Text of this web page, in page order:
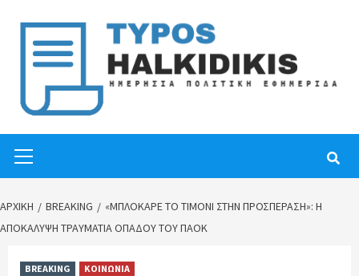
content
Menu
ΑΡΧΙΚΉ BREAKING
«ΜΠΛΌΚΑΡΕ ΤΟ ΤΙΜΌΝΙ ΣΤΗΝ ΠΡΟΣΠΈΡΑΣΗ»: Η
ΑΠΟΚΆΛΥΨΗ ΤΡΑΥΜΑΤΊΑ ΟΠΑΔΟΎ ΤΟΥ ΠΑΟΚ
BREAKING ΚΟΙΝΩΝΙΑ